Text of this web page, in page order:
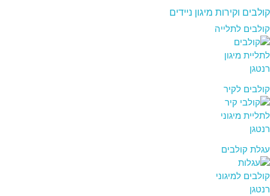
קולבים וקירות מיגון ניידים
קולבים לתלייה
קולבים לקיר
עגלת קולבים